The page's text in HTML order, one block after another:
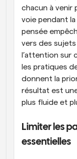
chacun à venir
voie pendant
pensée
vers des
l’attention sur
les pratiques
donnent la
résultat est
plus fluide et
Limiter les
essentielles